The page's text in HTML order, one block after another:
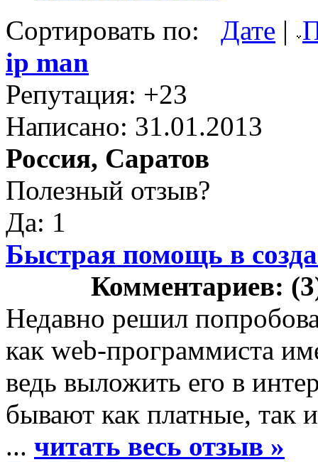
Сортировать по:
Дате |
ip man
Репутация: +23
Написано: 31.01.2013
Россия, Саратов
Полезный отзыв?
Да: 1
Быстрая помощь в
Комментариев:
Недавно решил
как web-программиста
ведь выложить его в
бывают как платные, так
... читать весь отзыв »